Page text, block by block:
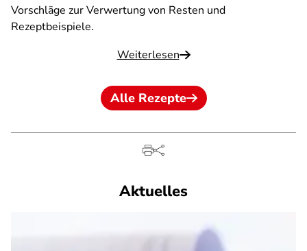
Vorschläge zur Verwertung von Resten und
Rezeptbeispiele.
Weiterlesen
Alle Rezepte
Aktuelles